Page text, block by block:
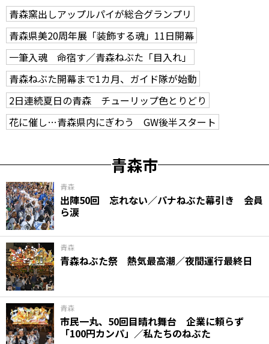
青森窯出しアップルパイが総合グランプリ
青森県美20周年展「装飾する魂」11日開幕
一筆入魂 命宿す／青森ねぶた「目入れ」
青森ねぶた開幕まで1カ月、ガイド隊が始動
2日連続夏日の青森 チューリップ色とりどり
花に催し…青森県内にぎわう GW後半スタート
青森市
青森
出陣50回 忘れない／パナねぶた幕引き 会員
ら涙
青森
青森ねぶた祭 熱気最高潮／夜間運行最終日
青森
市民一丸、50回目晴れ舞台 企業に頼らず
「100円カンパ」／私たちのねぶた